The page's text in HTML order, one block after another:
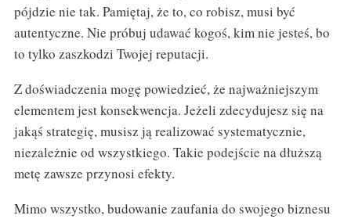
pójdzie nie tak. Pamiętaj, że to, co robisz, musi być
autentyczne. Nie próbuj udawać kogoś, kim nie jesteś, bo
to tylko zaszkodzi Twojej reputacji.
Z doświadczenia mogę powiedzieć, że najważniejszym
elementem jest konsekwencja. Jeżeli zdecydujesz się na
jakąś strategię, musisz ją realizować systematycznie,
niezależnie od wszystkiego. Takie podejście na dłuższą
metę zawsze przynosi efekty.
Mimo wszystko, budowanie zaufania do swojego biznesu